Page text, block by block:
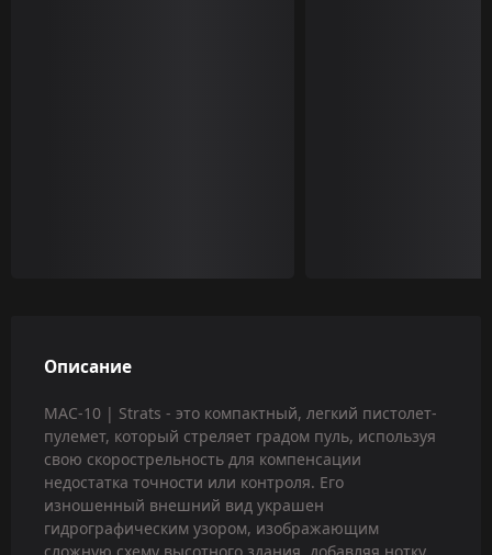
Описание
MAC-10 | Strats - это компактный, легкий пистолет-
пулемет, который стреляет градом пуль, используя
свою скорострельность для компенсации
недостатка точности или контроля. Его
изношенный внешний вид украшен
гидрографическим узором, изображающим